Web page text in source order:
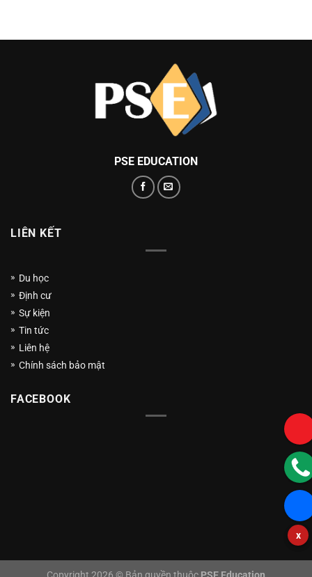
PSE EDUCATION
LIÊN KẾT
Du học
Định cư
Sự kiện
Tin tức
Liên hệ
Chính sách bảo mật
FACEBOOK
x